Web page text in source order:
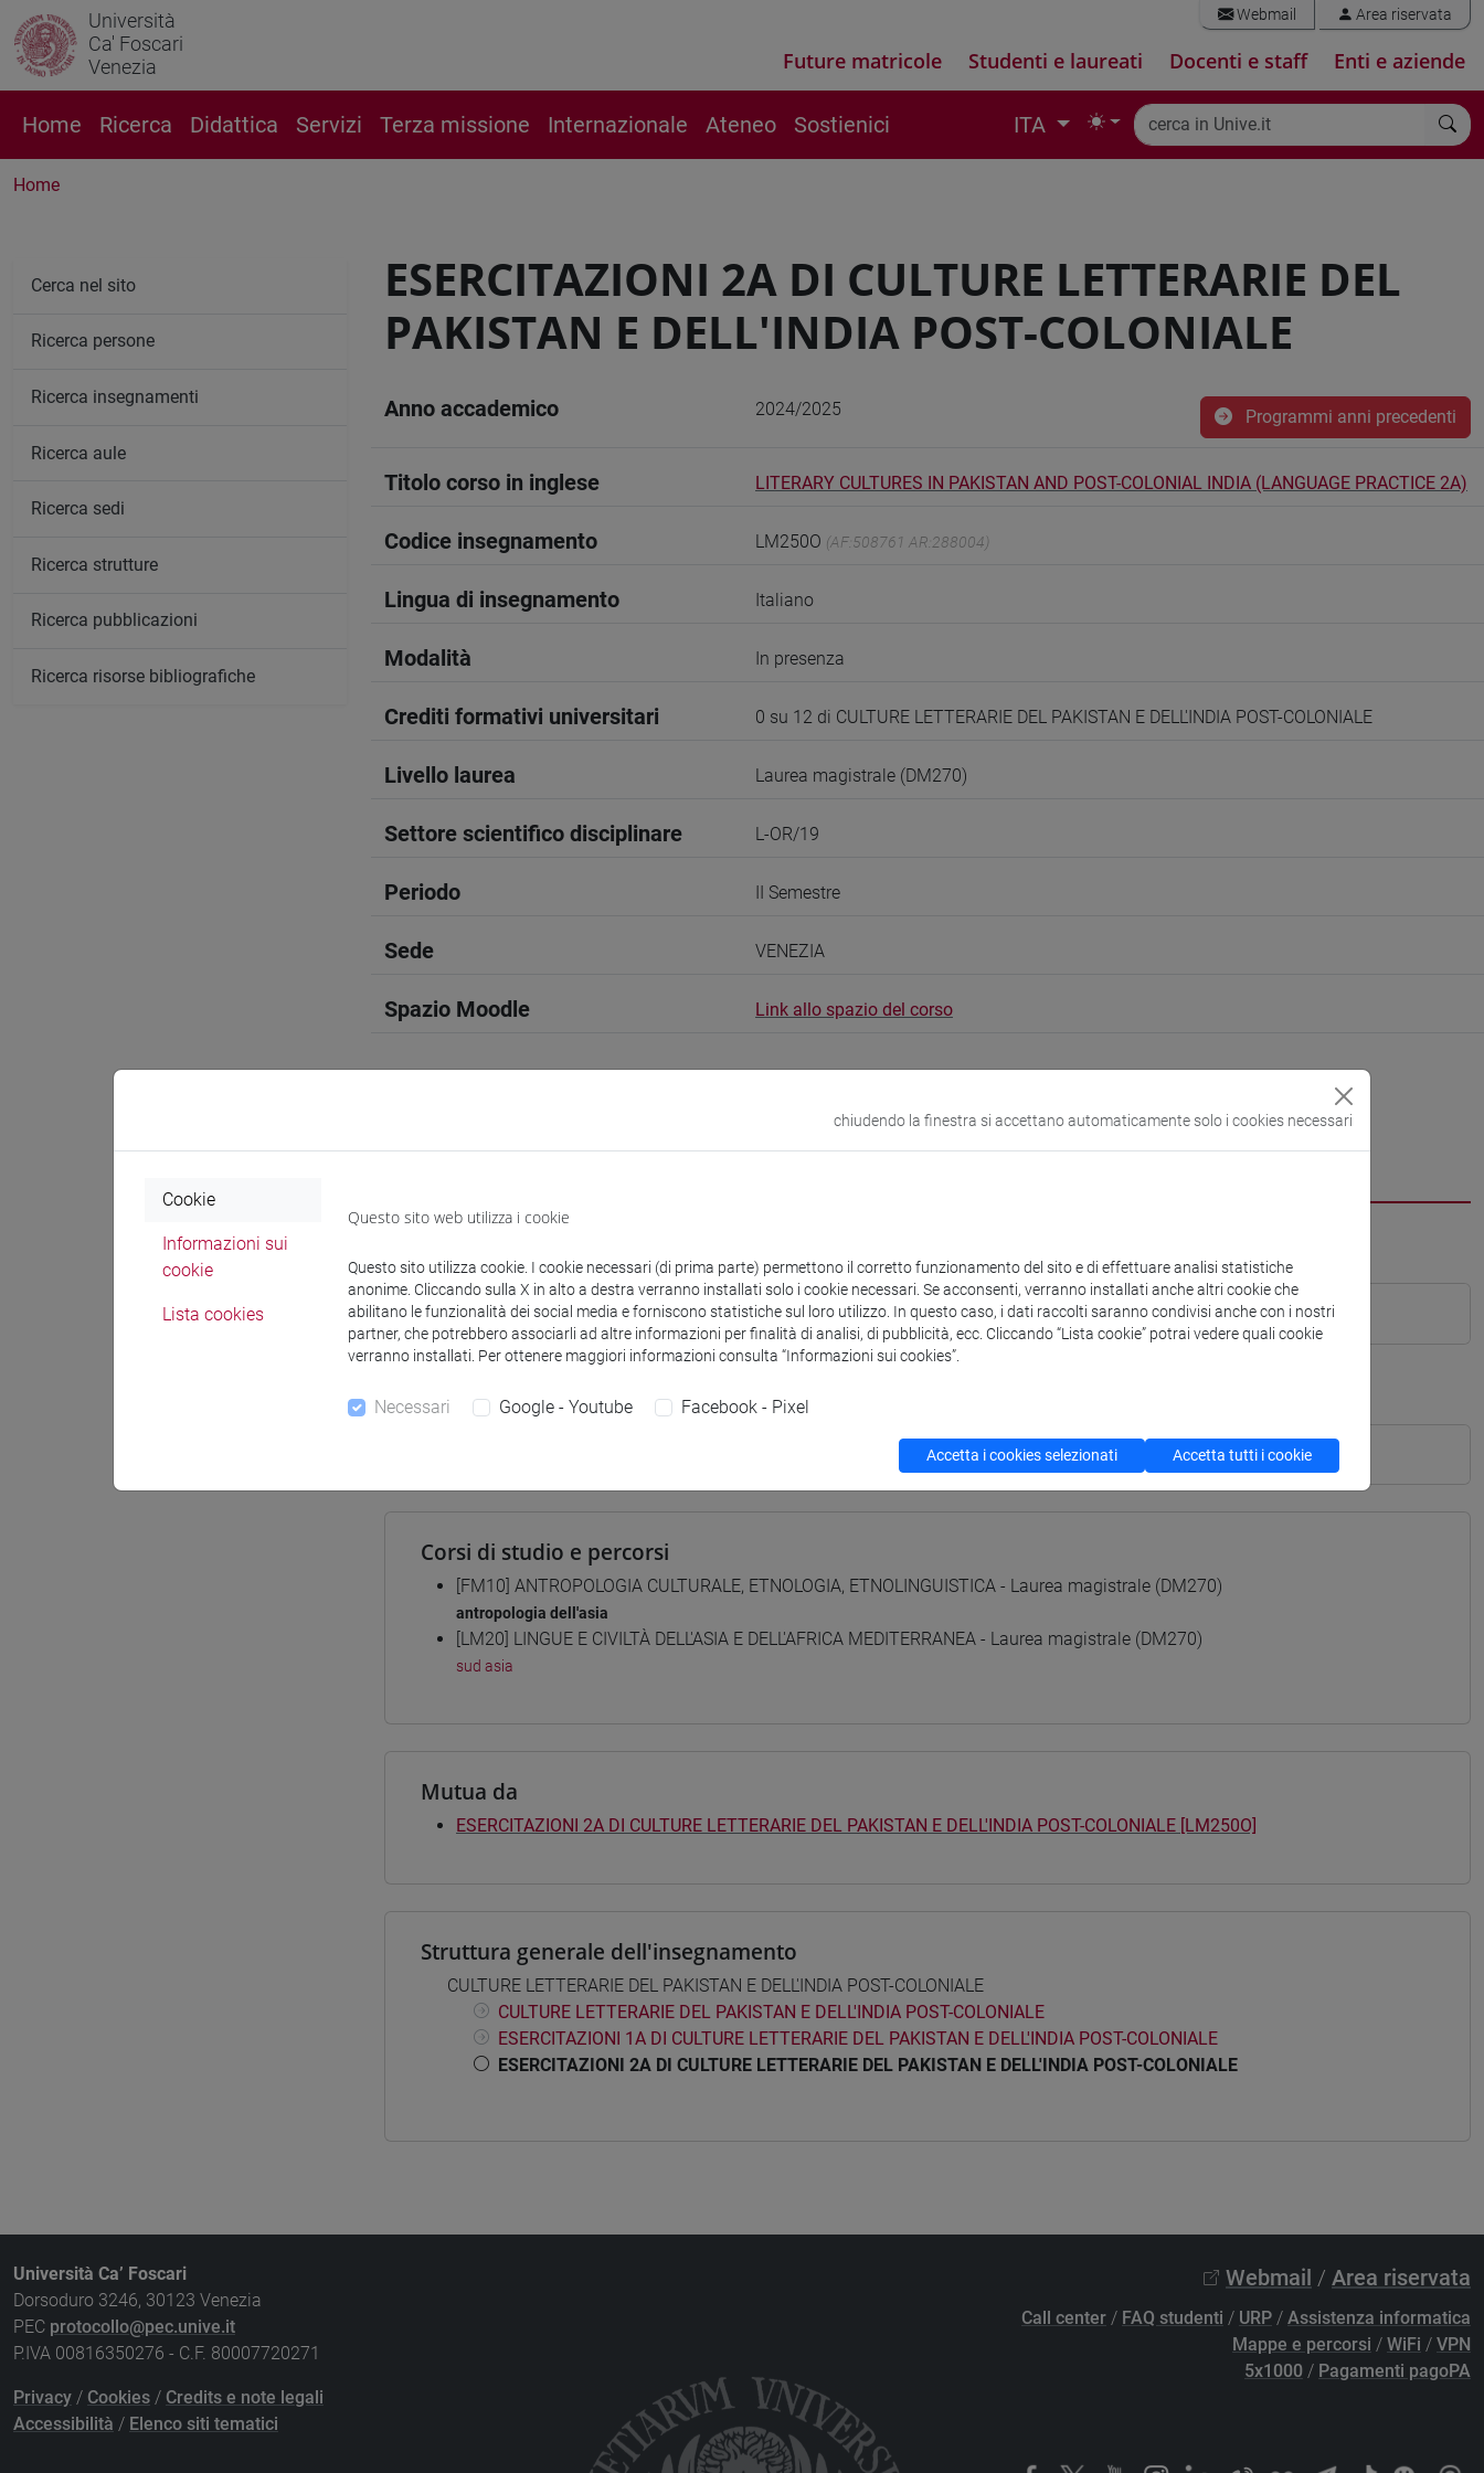
Università
Ca' Foscari
Venezia
Webmail Area riservata
Future matricole Studenti e laureati Docenti e staff Enti e aziende
Home Ricerca Didattica Servizi Terza missione Internazionale Ateneo Sostienici ITA
Home
ESERCITAZIONI 2A DI CULTURE LETTERARIE DEL
PAKISTAN E DELL'INDIA POST-COLONIALE
Anno accademico 2024/2025 Programmi anni precedenti
Titolo corso in inglese LITERARY CULTURES IN PAKISTAN AND POST-COLONIAL INDIA (LANGUAGE PRACTICE 2A)
Codice insegnamento LM250O (AF:508761 AR:288004)
Lingua di insegnamento Italiano
Modalità In presenza
Crediti formativi universitari 0 su 12 di CULTURE LETTERARIE DEL PAKISTAN E DELL'INDIA POST-COLONIALE
Livello laurea Laurea magistrale (DM270)
Settore scientifico disciplinare L-OR/19
Periodo II Semestre
Sede VENEZIA
Spazio Moodle Link allo spazio del corso
MEDHEKAR Shyama- 60h Esercitazioni
Corsi di studio e percorsi
[FM10] ANTROPOLOGIA CULTURALE, ETNOLOGIA, ETNOLINGUISTICA - Laurea magistrale (DM270)
antropologia dell'asia
[LM20] LINGUE E CIVILTÀ DELL'ASIA E DELL'AFRICA MEDITERRANEA - Laurea magistrale (DM270)
sud asia
Mutua da
ESERCITAZIONI 2A DI CULTURE LETTERARIE DEL PAKISTAN E DELL'INDIA POST-COLONIALE [LM250O]
Struttura generale dell'insegnamento
CULTURE LETTERARIE DEL PAKISTAN E DELL'INDIA POST-COLONIALE
CULTURE LETTERARIE DEL PAKISTAN E DELL'INDIA POST-COLONIALE
ESERCITAZIONI 1A DI CULTURE LETTERARIE DEL PAKISTAN E DELL'INDIA POST-COLONIALE
ESERCITAZIONI 2A DI CULTURE LETTERARIE DEL PAKISTAN E DELL'INDIA POST-COLONIALE
Cerca nel sito
Ricerca persone
Ricerca insegnamenti
Ricerca aule
Ricerca sedi
Ricerca strutture
Ricerca pubblicazioni
Ricerca risorse bibliografiche
Università Ca’ Foscari
Dorsoduro 3246, 30123 Venezia
PEC protocollo@pec.unive.it
P.IVA 00816350276 - C.F. 80007720271
Privacy / Cookies / Credits e note legali
Accessibilità / Elenco siti tematici
Webmail / Area riservata
Call center / FAQ studenti / URP / Assistenza informatica
Mappe e percorsi / WiFi / VPN
5x1000 / Pagamenti pagoPA
chiudendo la finestra si accettano automaticamente solo i cookies necessari
Cookie
Informazioni sui
cookie
Lista cookies
Questo sito web utilizza i cookie
Questo sito utilizza cookie. I cookie necessari (di prima parte) permettono il corretto funzionamento del sito e di effettuare analisi statistiche
anonime. Cliccando sulla X in alto a destra verranno installati solo i cookie necessari. Se acconsenti, verranno installati anche altri cookie che
abilitano le funzionalità dei social media e forniscono statistiche sul loro utilizzo. In questo caso, i dati raccolti saranno condivisi anche con i nostri
partner, che potrebbero associarli ad altre informazioni per finalità di analisi, di pubblicità, ecc. Cliccando “Lista cookie” potrai vedere quali cookie
verranno installati. Per ottenere maggiori informazioni consulta “Informazioni sui cookies”.
Necessari Google - Youtube Facebook - Pixel
Accetta i cookies selezionati Accetta tutti i cookie